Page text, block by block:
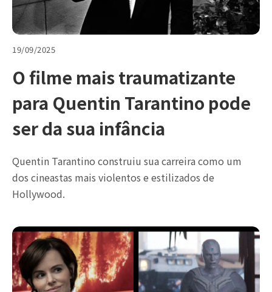
19/09/2025
O filme mais traumatizante
para Quentin Tarantino pode
ser da sua infância
Quentin Tarantino construiu sua carreira como um
dos cineastas mais violentos e estilizados de
Hollywood.